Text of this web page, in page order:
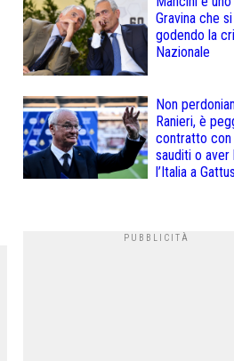
Gravina che
godendo la
Nazionale
Non
Ranieri, è
contratto con
sauditi o aver
l’Italia a